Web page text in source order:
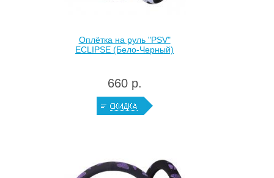
Оплётка на руль "PSV"
ECLIPSE (Бело-Черный)
660 р.